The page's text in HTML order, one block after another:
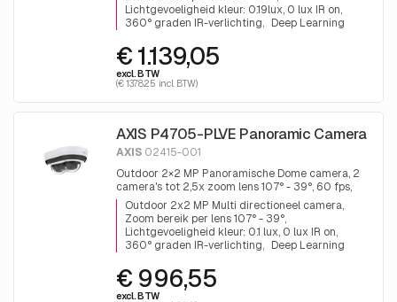
Lichtgevoeligheid kleur: 0.19lux, 0 lux IR on
360° graden IR-verlichting
Deep Learning
€ 1.139,05
excl. BTW
(€ 1378.25 incl. BTW)
AXIS P4705-PLVE Panoramic Camera
AXIS 02415-001
Outdoor 2×2 MP Panoramische Dome camera, 2
camera's tot 2,5x zoom lens 107° - 39°, 60 fps,
Lightfinder, Forensic WDR, H.264 en H.265
Outdoor 2x2 MP Multi directioneel camera
Zoom bereik per lens 107° - 39°
Lichtgevoeligheid kleur: 0.1 lux, 0 lux IR on
360° graden IR-verlichting
Deep Learning
€ 996,55
excl. BTW